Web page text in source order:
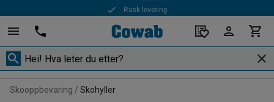
Rask levering
Skooppbevaring
Skohyller